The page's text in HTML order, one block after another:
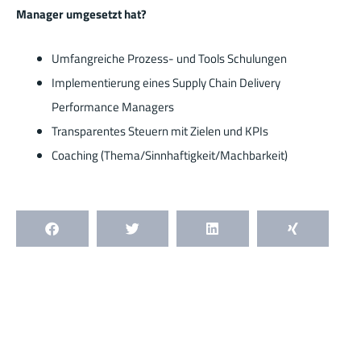
Manager umgesetzt hat?
Umfangreiche Prozess- und Tools Schulungen
Implementierung eines Supply Chain Delivery
Performance Managers
Transparentes Steuern mit Zielen und KPIs
Coaching (Thema/Sinnhaftigkeit/Machbarkeit)